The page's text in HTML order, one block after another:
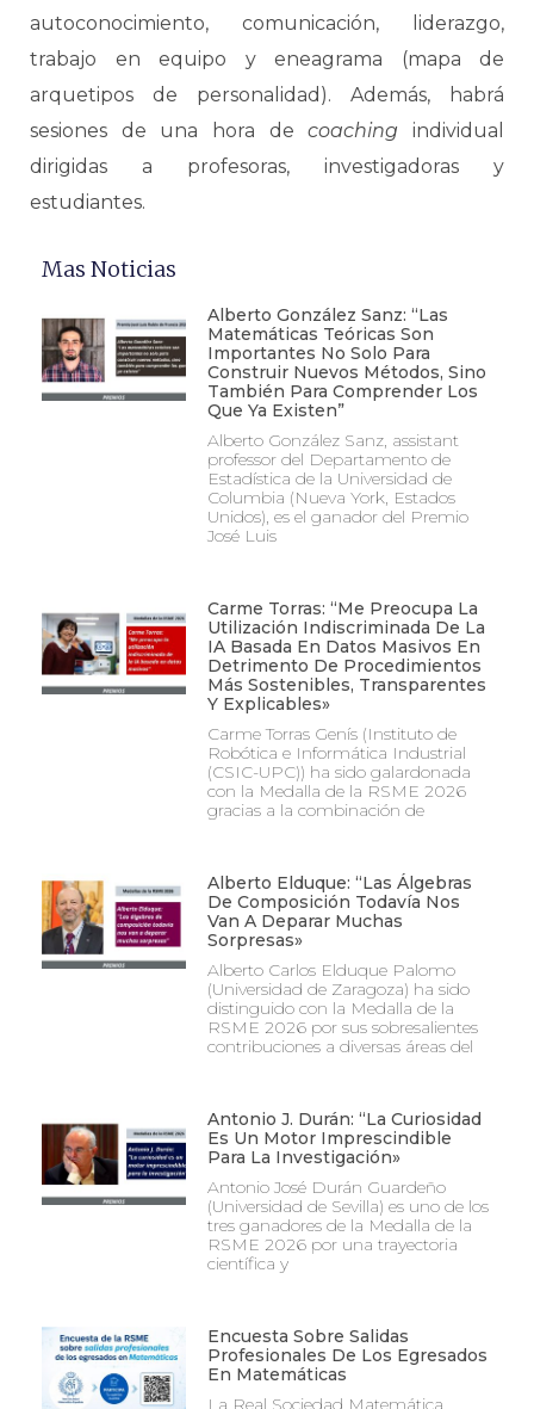
autoconocimiento, comunicación, liderazgo,
trabajo en equipo y eneagrama (mapa de
arquetipos de personalidad). Además, habrá
sesiones de una hora decoaching individual
dirigidas a profesoras, investigadoras y
estudiantes.
Mas Noticias
Alberto González Sanz: “Las
Matemáticas Teóricas Son
Importantes No Solo Para
Construir Nuevos Métodos, Sino
También Para Comprender Los
Que Ya Existen”
Alberto González Sanz, assistant
professor del Departamento de
Estadística de la Universidad de
Columbia (Nueva York, Estados
Unidos), es el ganador del Premio
José Luis
Carme Torras: “Me Preocupa La
Utilización Indiscriminada De La
IA Basada En Datos Masivos En
Detrimento De Procedimientos
Más Sostenibles, Transparentes
Y Explicables»
Carme Torras Genís (Instituto de
Robótica e Informática Industrial
(CSIC-UPC)) ha sido galardonada
con la Medalla de la RSME 2026
gracias a la combinación de
Alberto Elduque: “Las Álgebras
De Composición Todavía Nos
Van A Deparar Muchas
Sorpresas»
Alberto Carlos Elduque Palomo
(Universidad de Zaragoza) ha sido
distinguido con la Medalla de la
RSME 2026 por sus sobresalientes
contribuciones a diversas áreas del
Antonio J. Durán: “La Curiosidad
Es Un Motor Imprescindible
Para La Investigación»
Antonio José Durán Guardeño
(Universidad de Sevilla) es uno de los
tres ganadores de la Medalla de la
RSME 2026 por una trayectoria
científica y
Encuesta Sobre Salidas
Profesionales De Los Egresados
En Matemáticas
La Real Sociedad Matemática